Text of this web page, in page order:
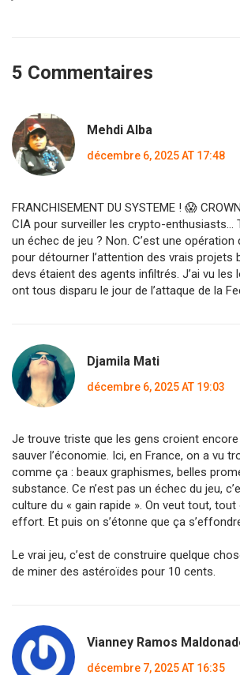
5 Commentaires
Mehdi Alba
décembre 6, 2025 AT 17:48
FRANCHISEMENT DU SYSTEME ! 😱
CIA pour surveiller les crypto-enthusiasts...
un échec de jeu ? Non. C’est une
pour détourner l’attention des vrais projets
devs étaient des agents infiltrés. J’ai vu les
ont tous disparu le jour de l’attaque de la
Djamila Mati
décembre 6, 2025 AT 19:03
Je trouve triste que les gens croient
sauver l’économie. Ici, en France, on a vu
comme ça : beaux graphismes, belles
substance. Ce n’est pas un échec du jeu,
culture du « gain rapide ». On veut tout,
effort. Et puis on s’étonne que ça
Le vrai jeu, c’est de construire quelque
de miner des astéroïdes pour 10 cents.
Vianney Ramos
décembre 7, 2025 AT 16:35